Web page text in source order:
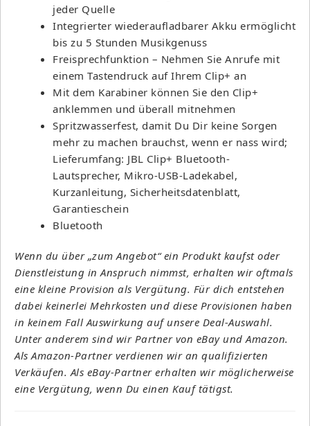
jeder Quelle
Integrierter wiederaufladbarer Akku ermöglicht
bis zu 5 Stunden Musikgenuss
Freisprechfunktion – Nehmen Sie Anrufe mit
einem Tastendruck auf Ihrem Clip+ an
Mit dem Karabiner können Sie den Clip+
anklemmen und überall mitnehmen
Spritzwasserfest, damit Du Dir keine Sorgen
mehr zu machen brauchst, wenn er nass wird;
Lieferumfang: JBL Clip+ Bluetooth-
Lautsprecher, Mikro-USB-Ladekabel,
Kurzanleitung, Sicherheitsdatenblatt,
Garantieschein
Bluetooth
Wenn du über „zum Angebot“ ein Produkt kaufst oder
Dienstleistung in Anspruch nimmst, erhalten wir oftmals
eine kleine Provision als Vergütung. Für dich entstehen
dabei keinerlei Mehrkosten und diese Provisionen haben
in keinem Fall Auswirkung auf unsere Deal-Auswahl.
Unter anderem sind wir Partner von eBay und Amazon.
Als Amazon-Partner verdienen wir an qualifizierten
Verkäufen. Als eBay-Partner erhalten wir möglicherweise
eine Vergütung, wenn Du einen Kauf tätigst.